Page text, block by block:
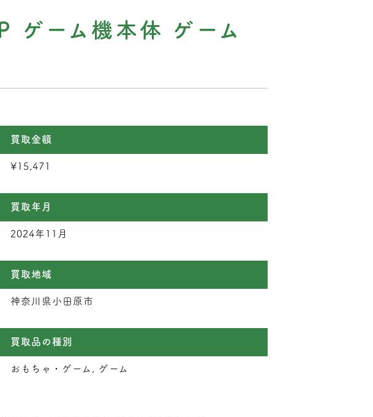
ーム機本体 ゲーム
買取金額
¥15,471
買取年月
2024年11月
買取地域
神奈川県小田原市
買取品の種別
おもちゃ・ゲーム, ゲーム